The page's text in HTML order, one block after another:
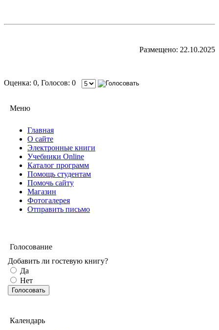
Размещено: 22.10.2025
Оценка: 0, Голосов: 0
Меню
Главная
О сайте
Электронные книги
Учебники Online
Каталог программ
Помощь студентам
Помочь сайту
Магазин
Фотогалерея
Отправить письмо
Голосование
Добавить ли гостевую книгу?
Да
Нет
Календарь